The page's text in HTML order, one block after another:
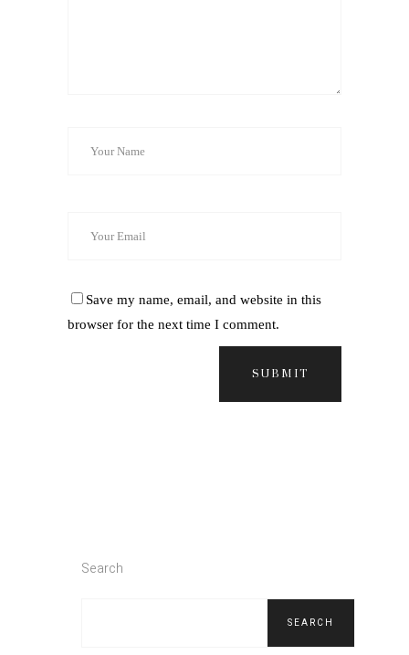
Save my name, email, and website in this
browser for the next time I comment.
SUBMIT
Search
SEARCH